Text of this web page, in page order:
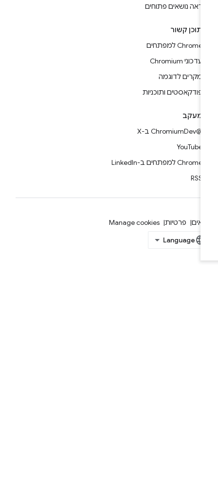
ראה נושאים פתוחים
תוכן קשור
Chrome למפתחים
עדכוני Chromium
מקרים לדוגמה
פודקאסטים ותוכניות
מעקב
YouTube
Chrome למפתחים ב-LinkedIn
פרטיות Manage cookies